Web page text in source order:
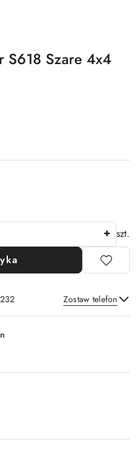
S618 Szare 4x4
szt.
Zostaw telefon